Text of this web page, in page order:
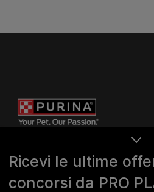
Ricevi le ultime
concorsi da PRO